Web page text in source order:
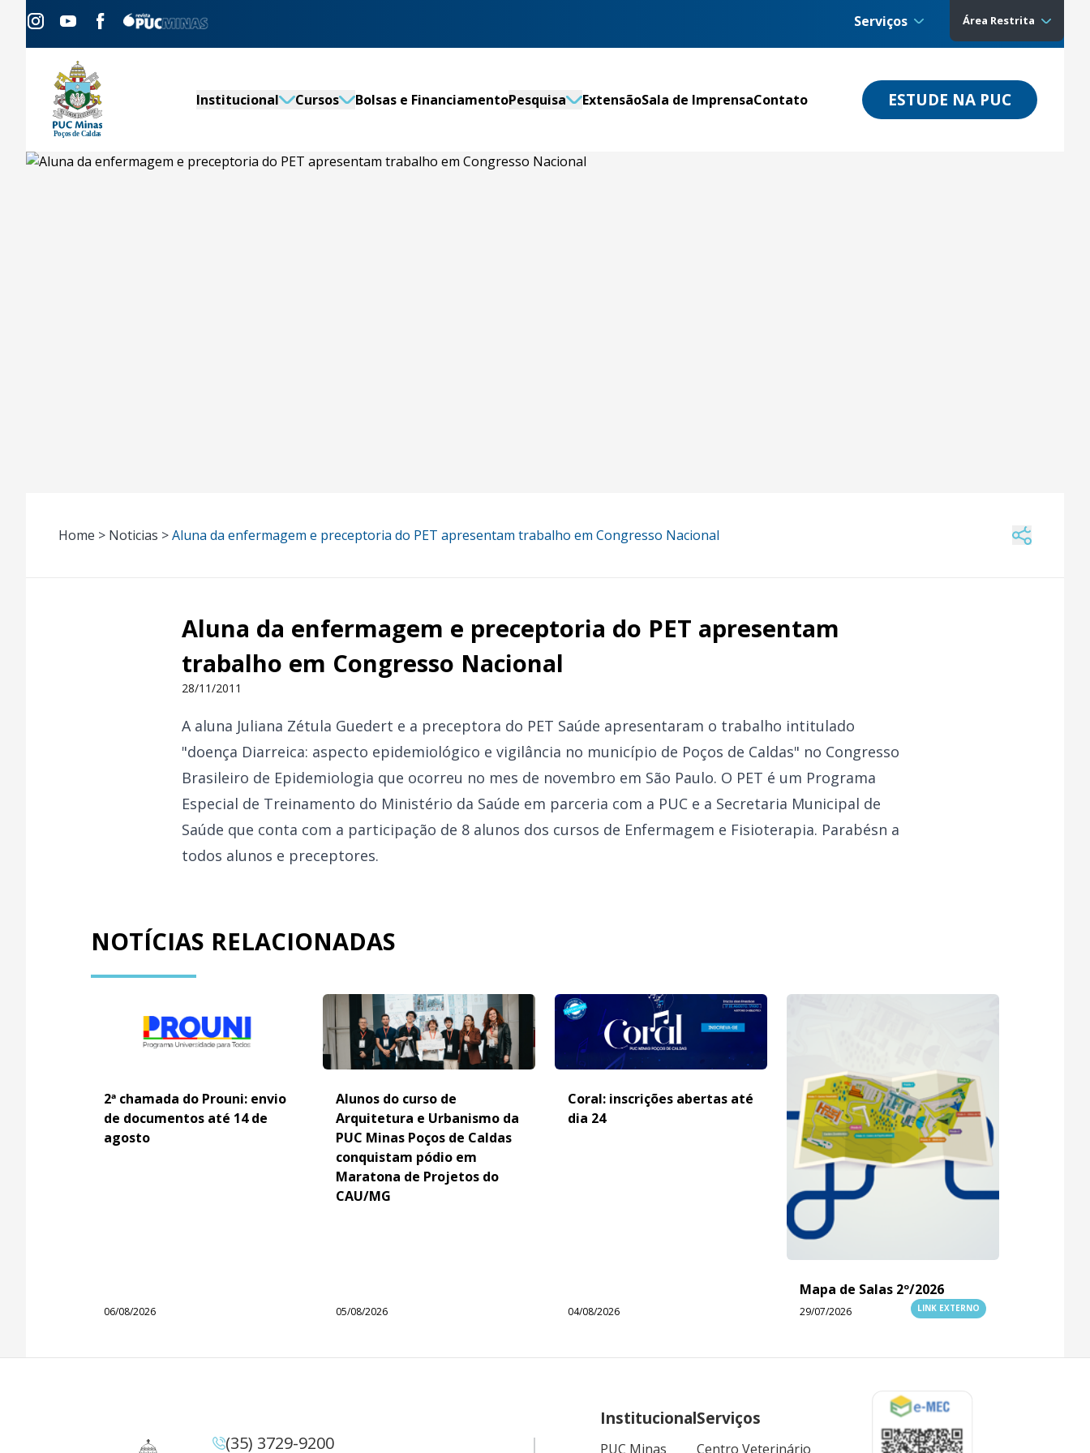
Serviços Área Restrita
Institucional Cursos Bolsas e FinanciamentoPesquisa ExtensãoSala de ImprensaContato ESTUDE NA PUC
Home > Noticias >Aluna da enfermagem e preceptoria do PET apresentam trabalho em Congresso Nacional
Aluna da enfermagem e preceptoria do PET apresentam
trabalho em Congresso Nacional
28/11/2011
A aluna Juliana Zétula Guedert e a preceptora do PET Saúde apresentaram o trabalho intitulado
"doença Diarreica: aspecto epidemiológico e vigilância no município de Poços de Caldas" no Congresso
Brasileiro de Epidemiologia que ocorreu no mes de novembro em São Paulo. O PET é um Programa
Especial de Treinamento do Ministério da Saúde em parceria com a PUC e a Secretaria Municipal de
Saúde que conta com a participação de 8 alunos dos cursos de Enfermagem e Fisioterapia. Parabésn a
todos alunos e preceptores.
NOTÍCIAS RELACIONADAS
2ª chamada do Prouni: envio
de documentos até 14 de
agosto
06/08/2026
Alunos do curso de
Arquitetura e Urbanismo da
PUC Minas Poços de Caldas
conquistam pódio em
Maratona de Projetos do
CAU/MG
05/08/2026
Coral: inscrições abertas até
dia 24
04/08/2026
Mapa de Salas 2º/2026
29/07/2026 LINK EXTERNO
(35) 3729-9200
Institucional
PUC Minas
Serviços
Centro Veterinário